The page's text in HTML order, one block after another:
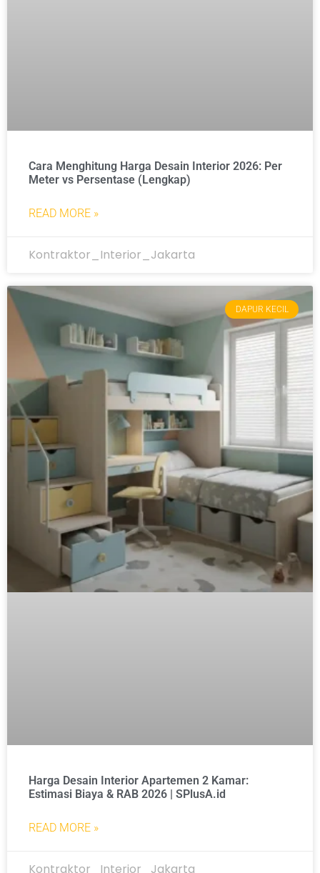
Cara Menghitung Harga Desain Interior 2026: Per
Meter vs Persentase (Lengkap)
READ MORE »
Kontraktor_Interior_Jakarta
DAPUR KECIL
Harga Desain Interior Apartemen 2 Kamar:
Estimasi Biaya & RAB 2026 | SPlusA.id
READ MORE »
Kontraktor_Interior_Jakarta